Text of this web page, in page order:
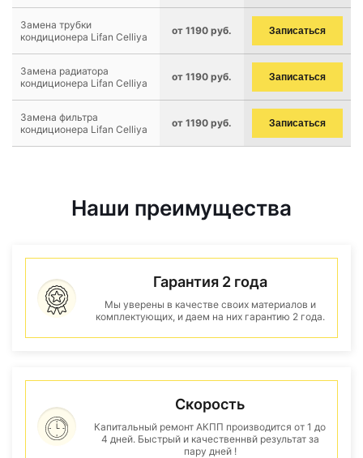
Замена трубки
кондиционера Lifan Celliya
от 1190 руб. Записаться
Замена радиатора
кондиционера Lifan Celliya
от 1190 руб. Записаться
Замена фильтра
кондиционера Lifan Celliya
от 1190 руб. Записаться
Наши преимущества
Гарантия 2 года
Мы уверены в качестве своих материалов и
комплектующих, и даем на них гарантию 2 года.
Скорость
Капитальный ремонт АКПП производится от 1 до
4 дней. Быстрый и качественнвй результат за
пару дней !